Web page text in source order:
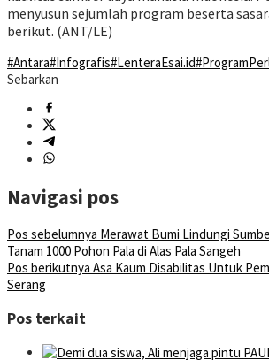
menyusun sejumlah program beserta
berikut. (ANT/LE)
#Antara#Infografis#LenteraEsai.id
Sebarkan
Navigasi pos
Pos sebelumnya Merawat Bumi Lindungi
Tanam 1000 Pohon Pala di Alas Pala Sangeh
Pos berikutnya Asa Kaum Disabilitas Untuk
Serang
Pos terkait